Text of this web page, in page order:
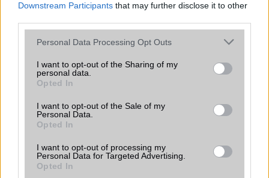
Downstream Participants that may further disclose it to other
Please note that this website/app uses one or more Google
not limited to your visit or usage behaviour. You may click to
grant or deny consent to Google and its third-party tags to
use your data for below specified purposes in below Google
consent section.
Personal Data Processing Opt Outs
I want to opt-out of the Sharing of my
personal data.
Opted In
I want to opt-out of the Sale of my
Personal Data.
Opted In
I want to opt-out of processing my
Personal Data for Targeted Advertising.
Opted In
Ez a rejtett Samsung funkció teljesen
megváltoztatja a mobilhasználatot –
sokan mégsem tudnak róla
2026.07.12| Android Central
Az Edge Panel az egyik leghasznosabb funkció, amely
jelentősen felgyorsítja a mindennapi használatot,
miközben a Pixel telefonokból továbbra is hiányzik.
KAPCSOLÓDÓ HÍREK